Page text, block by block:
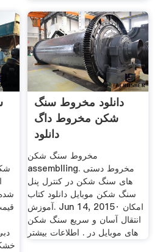
دانلود مخروط سنگ
شکن مخروط داگ
دانلود
مخروط سنگ شکن
assemblling. مخروط دستی
های سنگ شکن در کنترل پنل
سنگ شکن موبایل دانلود كتاب
آموزش. Jun 14, 2015· امکان
انتقال آسان و سریع سنگ شکن
های موبایل در . اطلاعات بیشتر